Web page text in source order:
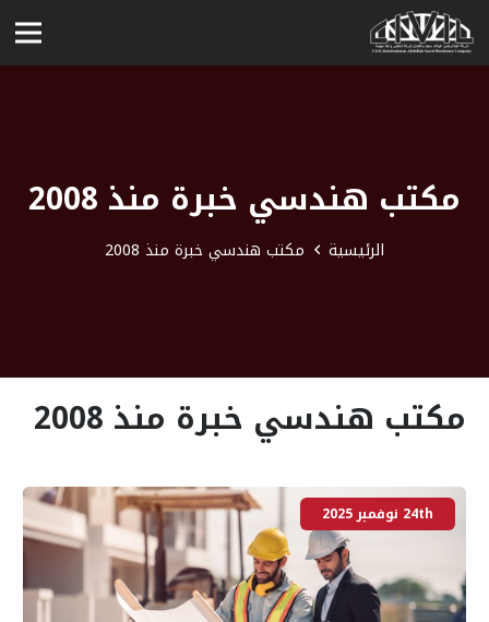
مكتب هندسي خبرة منذ 2008
الرئيسية مكتب هندسي خبرة منذ 2008
مكتب هندسي خبرة منذ 2008
24th نوفمبر 2025